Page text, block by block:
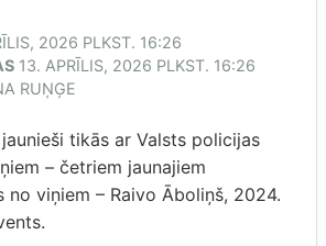
2026 PLKST. 16:26
13. APRĪLIS, 2026 PLKST. 16:26
RUŅĢE
tikās ar Valsts policijas
– četriem jaunajiem
no viņiem – Raivo Āboliņš, 2024.